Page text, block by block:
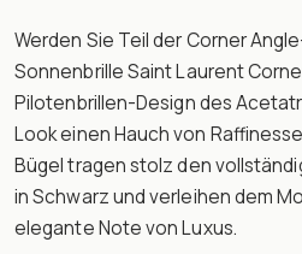
Werden Sie Teil der Corner
Sonnenbrille Saint Laurent
Pilotenbrillen-Design des
Look einen Hauch von
Bügel tragen stolz den
in Schwarz und verleihen dem
elegante Note von Luxus.